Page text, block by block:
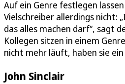
Auf ein Genre festlegen
Vielschreiber allerdings nicht:
das alles machen darf“, sagt
Kollegen sitzen in einem
nicht mehr läuft, haben sie ein
John Sinclair